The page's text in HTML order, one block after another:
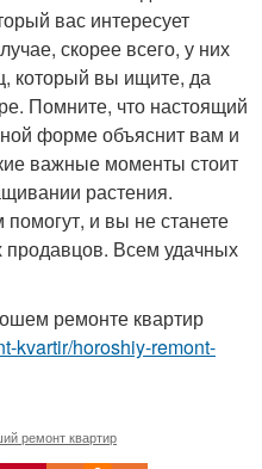
вас интересует
скорее всего, у них
который вы ищите, да
Помните, что настоящий
форме объяснит вам и
важные моменты стоит
растения.
и вы не станете
Всем удачных
ремонте квартир
kvartir/horoshiy-remont-
ремонт квартир